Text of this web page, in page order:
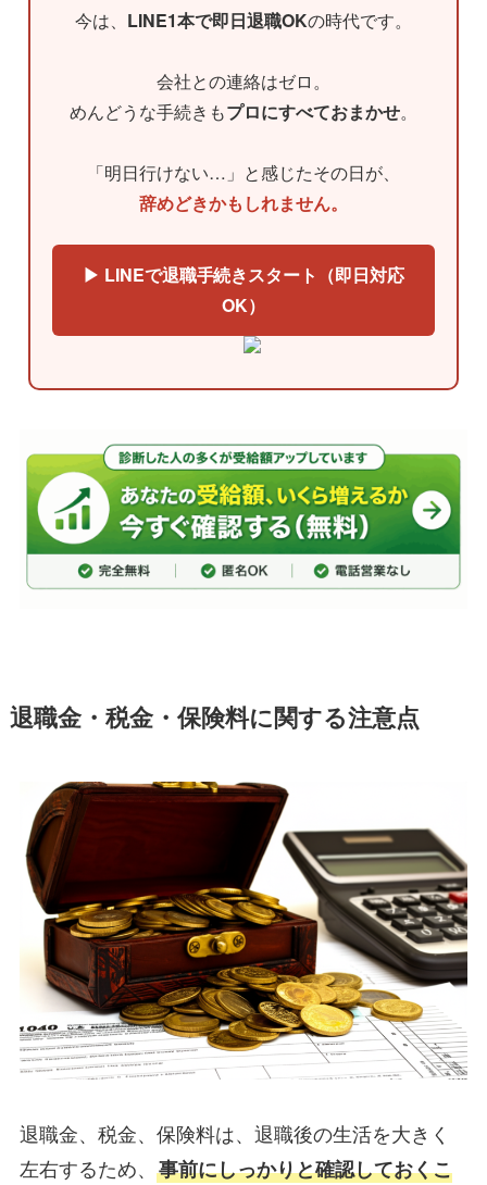
今は、 LINE1本で即日退職OKの時代です。
会社との連絡はゼロ。
めんどうな手続きもプロにすべておまかせ。
「明日行けない…」と感じたその日が、
辞めどきかもしれません。
▶ LINEで退職手続きスタート（即日対応
OK）
退職金・税金・保険料に関する注意点
退職金、税金、保険料は、退職後の生活を大きく
左右するため、 事前にしっかりと確認しておくこ